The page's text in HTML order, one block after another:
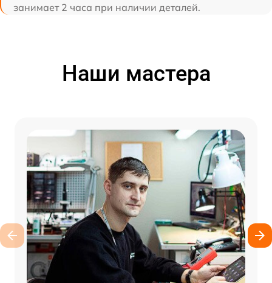
занимает 2 часа при наличии деталей.
Наши мастера